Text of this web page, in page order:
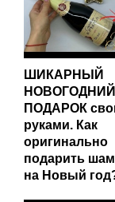
ШИКАРНЫЙ
НОВОГОДНИЙ
ПОДАРОК
руками. Как
оригинально
подарить
на Новый